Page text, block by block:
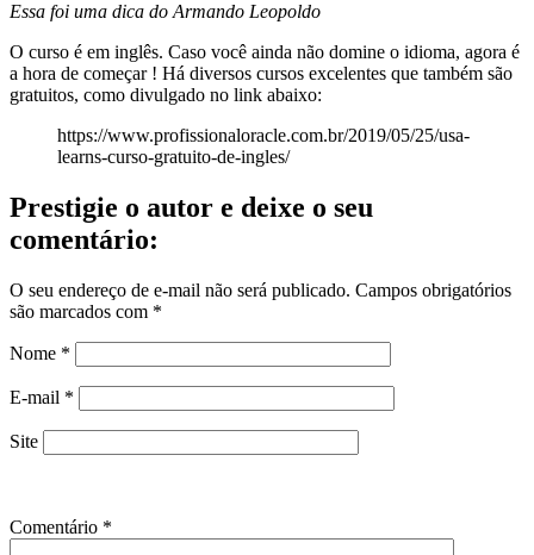
Essa foi uma dica do Armando Leopoldo
O curso é em inglês. Caso você ainda não domine o idioma, agora é
a hora de começar ! Há diversos cursos excelentes que também são
gratuitos, como divulgado no link abaixo:
https://www.profissionaloracle.com.br/2019/05/25/usa-
learns-curso-gratuito-de-ingles/
Prestigie o autor e deixe o seu
comentário:
O seu endereço de e-mail não será publicado. Campos obrigatórios
são marcados com *
Nome *
E-mail *
Site
Comentário *